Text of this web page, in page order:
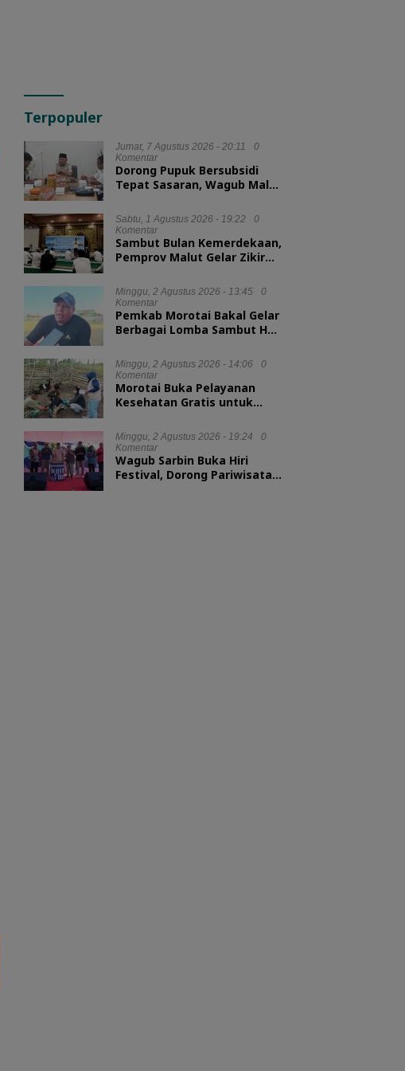
Terpopuler
Jumat, 7 Agustus 2026 - 20:11
0
Komentar
Dorong Pupuk Bersubsidi
Tepat Sasaran, Wagub Malut
Digitalisasi
Sabtu, 1 Agustus 2026 - 19:22
0
Komentar
Sambut Bulan Kemerdekaan,
Pemprov Malut Gelar Zikir
Minggu, 2 Agustus 2026 - 13:45
0
Komentar
Pemkab Morotai Bakal Gelar
Berbagai Lomba Sambut HUT
Minggu, 2 Agustus 2026 - 14:06
0
Komentar
Morotai Buka Pelayanan
Kesehatan Gratis untuk
Minggu, 2 Agustus 2026 - 19:24
0
Komentar
Wagub Sarbin Buka Hiri
Festival, Dorong Pariwisata